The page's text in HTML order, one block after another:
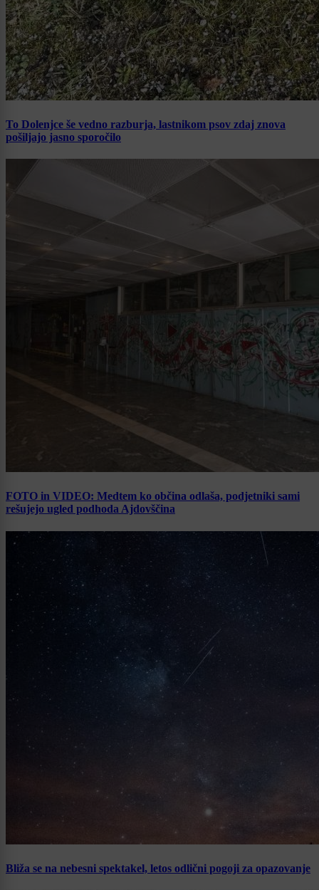
To Dolenjce še vedno razburja, lastnikom psov zdaj znova
pošiljajo jasno sporočilo
FOTO in VIDEO: Medtem ko občina odlaša, podjetniki sami
rešujejo ugled podhoda Ajdovščina
Bliža se na nebesni spektakel, letos odlični pogoji za opazovanje